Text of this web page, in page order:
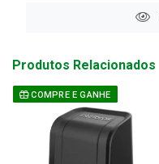
Produtos Relacionados
COMPRE E GANHE